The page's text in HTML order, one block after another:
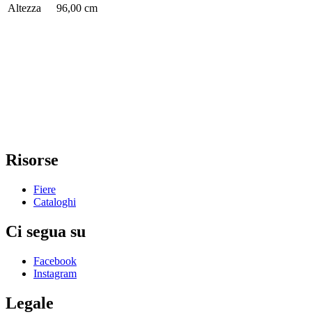
Altezza
96,00 cm
Risorse
Fiere
Cataloghi
Ci segua su
Facebook
Instagram
Legale